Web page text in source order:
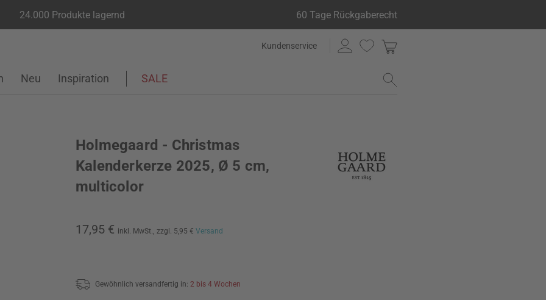
24.000 Produkte lagernd 60 Tage Rückgaberecht
Kundenservice
Neu Inspiration SALE
Holmegaard - Christmas
Kalenderkerze 2025, Ø 5 cm,
multicolor
17,95 € inkl. MwSt., zzgl. 5,95 € Versand
Gewöhnlich versandfertig in: 2 bis 4 Wochen